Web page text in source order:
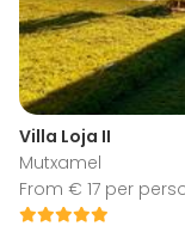
Villa Loja II
Mutxamel
From € 17 per